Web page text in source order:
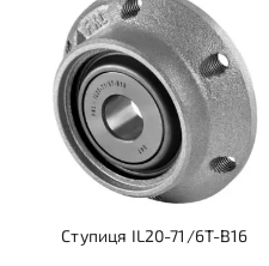
Ступиця IL20-71/6T-B16